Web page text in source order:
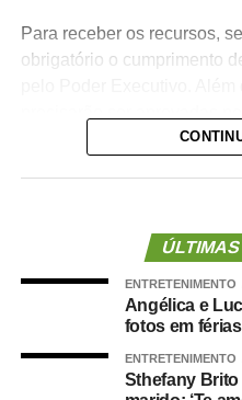
Para receber os recursos,
obrigatório o cumprimento
A lei proíbe o uso dessas
não seja relativo ao
Com origem noProjeto de
, de autoria do
ano, com parecer favorável
ENTRETENIMENTO
Angélica e
fotos em
ENTRETENIMENTO
Sthefany